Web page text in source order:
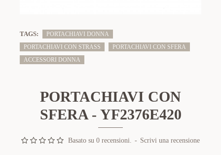
TAGS:
PORTACHIAVI DONNA
PORTACHIAVI CON STRASS
PORTACHIAVI CON SFERA
ACCESSORI DONNA
PORTACHIAVI CON
SFERA - YF2376E420
Basato su 0 recensioni. - Scrivi una recensione